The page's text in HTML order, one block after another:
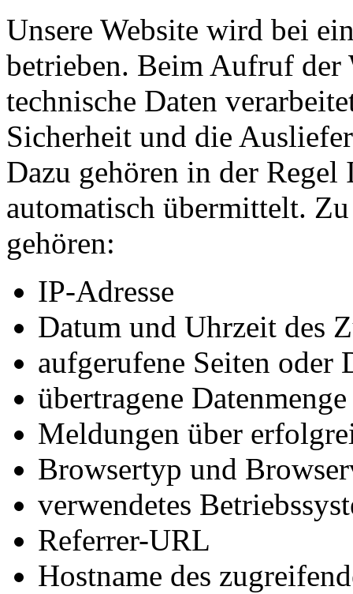
Unsere Website wird bei
betrieben. Beim Aufruf der
technische Daten
Sicherheit und die
Dazu gehören in der
automatisch übermittelt.
gehören:
IP-Adresse
Datum und Uhrzeit des
aufgerufene Seiten oder
übertragene Datenmenge
Meldungen über
Browsertyp und
verwendetes
Referrer-URL
Hostname des